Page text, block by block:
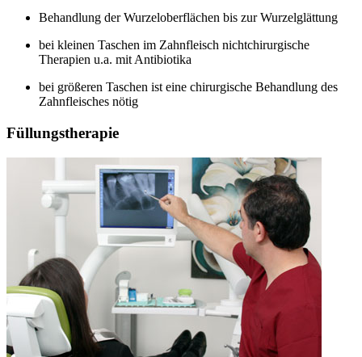
Behandlung der Wurzeloberflächen bis zur Wurzelglättung
bei kleinen Taschen im Zahnfleisch nichtchirurgische
Therapien u.a. mit Antibiotika
bei größeren Taschen ist eine chirurgische Behandlung des
Zahnfleisches nötig
Füllungstherapie